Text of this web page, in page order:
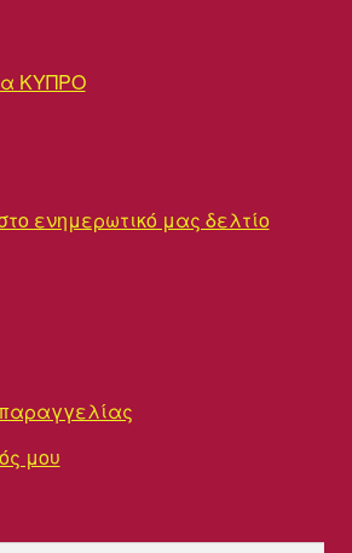
ΚΥΠΡΟ
ενημερωτικό μας δελτίο
μου